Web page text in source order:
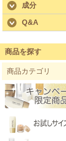
成分
Q&A
商品を探す
商品カテゴリ